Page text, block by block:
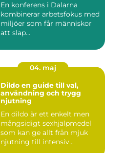
En konferens i Dalarna
kombinerar arbetsfokus med
miljöer som får människor
att slap...
04. maj
Dildo en guide till val,
användning och trygg
njutning
En dildo är ett enkelt men
mångsidigt sexhjälpmedel
som kan ge allt från mjuk
njutning till intensiv...